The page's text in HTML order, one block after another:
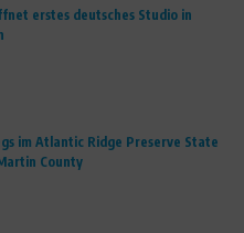
erstes deutsches Studio in
im Atlantic Ridge Preserve State
County